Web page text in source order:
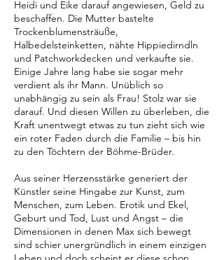
Heidi und Eike darauf angewiesen, Geld zu
beschaffen. Die Mutter bastelte
Trockenblumensträuße,
Halbedelsteinketten, nähte Hippiedirndln
und Patchworkdecken und verkaufte sie.
Einige Jahre lang habe sie sogar mehr
verdient als ihr Mann. Unüblich so
unabhängig zu sein als Frau! Stolz war sie
darauf. Und diesen Willen zu überleben, die
Kraft unentwegt etwas zu tun zieht sich wie
ein roter Faden durch die Familie – bis hin
zu den Töchtern der Böhme-Brüder.
Aus seiner Herzensstärke generiert der
Künstler seine Hingabe zur Kunst, zum
Menschen, zum Leben. Erotik und Ekel,
Geburt und Tod, Lust und Angst – die
Dimensionen in denen Max sich bewegt
sind schier unergründlich in einem einzigen